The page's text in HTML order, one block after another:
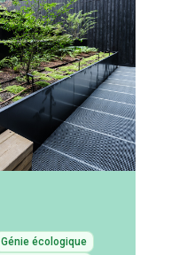
Génie écologique